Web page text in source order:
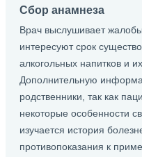
Сбор анамнеза
Врач выслушивает
интересуют срок
алкогольных напитков и
Дополнительную
родственники, так как
некоторые особенности
изучается история
противопоказания к